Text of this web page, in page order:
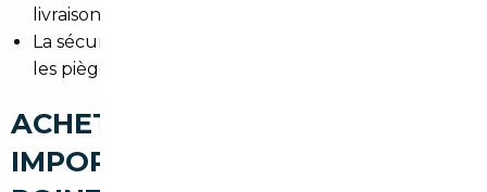
livraison).
La sécurité juridique et administrative pour éviter
les pièges des ventes internationales.
ACHETER UNE VOITURE
IMPORTÉE À URRUGNE : LES